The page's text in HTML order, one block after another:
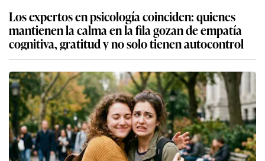
Los expertos en psicología coinciden: quienes
mantienen la calma en la fila gozan de empatía
cognitiva, gratitud y no solo tienen autocontrol